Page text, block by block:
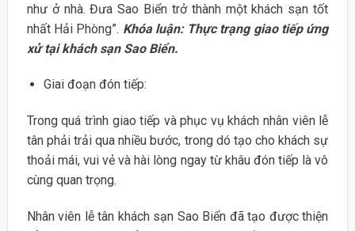
như ở nhà. Đưa Sao Biển trở thành một khách sạn tốt
nhất Hải Phòng”. Khóa luận: Thực trạng giao tiếp ứng
xử tại khách sạn Sao Biển.
Giai đoạn đón tiếp:
Trong quá trình giao tiếp và phục vụ khách nhân viên lễ
tân phải trải qua nhiều bước, trong dó tạo cho khách sự
thoải mái, vui vẻ và hài lòng ngay từ khâu đón tiếp là vô
cùng quan trọng.
Nhân viên lễ tân khách sạn Sao Biển đã tạo được thiện